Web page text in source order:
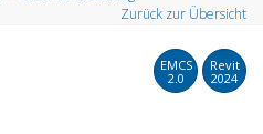
Zurück zur Übersicht
EMCS
2.0
Revit
2024